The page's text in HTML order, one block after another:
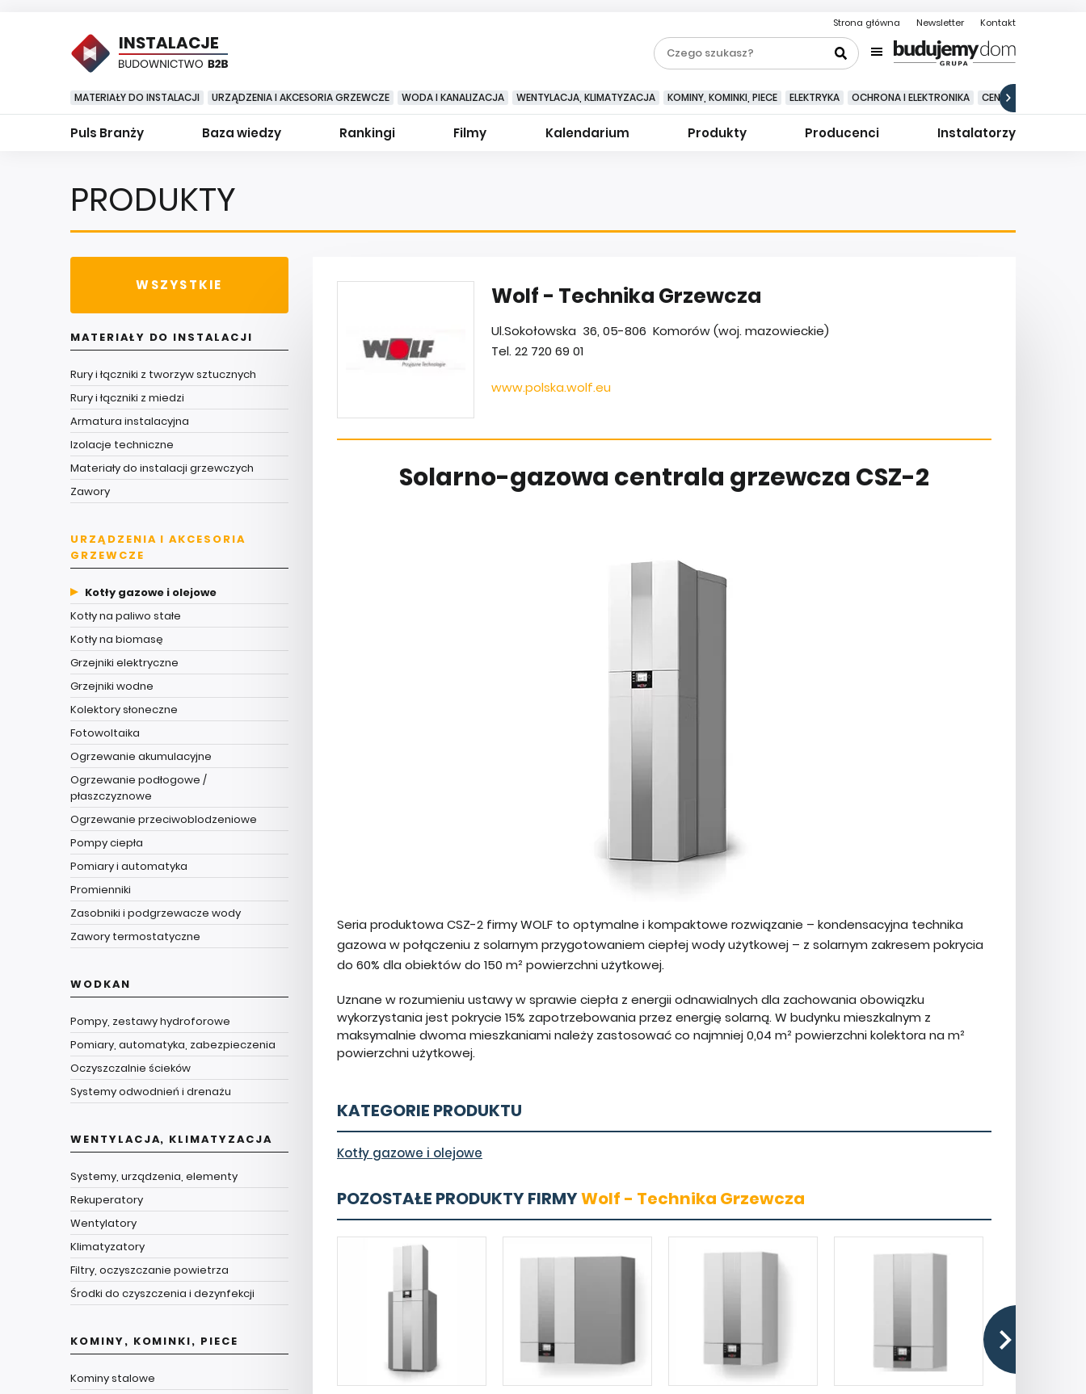
Strona główna Newsletter Kontakt
INSTALACJE
MATERIAŁY DO INSTALACJI URZĄDZENIA I AKCESORIA GRZEWCZE WODA I KANALIZACJA WENTYLACJA, KLIMATYZACJA KOMINY, KOMINKI, PIECE ELEKTRYKA OCHRONA I ELEKTRONIKA CENTRALNE
Puls Branży Baza wiedzy Rankingi Filmy Kalendarium Produkty Producenci Instalatorzy
PRODUKTY
WSZYSTKIE
MATERIAŁY DO INSTALACJI
Rury i łączniki z tworzyw sztucznych
Rury i łączniki z miedzi
Armatura instalacyjna
Izolacje techniczne
Materiały do instalacji grzewczych
Zawory
URZĄDZENIA I AKCESORIA
GRZEWCZE
Kotły gazowe i olejowe
Kotły na paliwo stałe
Kotły na biomasę
Grzejniki elektryczne
Grzejniki wodne
Kolektory słoneczne
Fotowoltaika
Ogrzewanie akumulacyjne
Ogrzewanie podłogowe /
płaszczyznowe
Ogrzewanie przeciwoblodzeniowe
Pompy ciepła
Pomiary i automatyka
Promienniki
Zasobniki i podgrzewacze wody
Zawory termostatyczne
WODKAN
Pompy, zestawy hydroforowe
Pomiary, automatyka, zabezpieczenia
Oczyszczalnie ścieków
Systemy odwodnień i drenażu
WENTYLACJA, KLIMATYZACJA
Systemy, urządzenia, elementy
Rekuperatory
Wentylatory
Klimatyzatory
Filtry, oczyszczanie powietrza
Środki do czyszczenia i dezynfekcji
KOMINY, KOMINKI, PIECE
Kominy stalowe
Wolf - Technika Grzewcza
Ul.Sokołowska 36, 05-806 Komorów (woj. mazowieckie)
Tel. 22 720 69 01
www.polska.wolf.eu
Solarno-gazowa centrala grzewcza CSZ-2
Seria produktowa CSZ-2 firmy WOLF to optymalne i kompaktowe rozwiązanie – kondensacyjna technika
gazowa w połączeniu z solarnym przygotowaniem ciepłej wody użytkowej – z solarnym zakresem pokrycia
do 60% dla obiektów do 150 m² powierzchni użytkowej.
Uznane w rozumieniu ustawy w sprawie ciepła z energii odnawialnych dla zachowania obowiązku
wykorzystania jest pokrycie 15% zapotrzebowania przez energię solarną. W budynku mieszkalnym z
maksymalnie dwoma mieszkaniami należy zastosować co najmniej 0,04 m² powierzchni kolektora na m²
powierzchni użytkowej.
KATEGORIE PRODUKTU
Kotły gazowe i olejowe
POZOSTAŁE PRODUKTY FIRMYWolf - Technika Grzewcza